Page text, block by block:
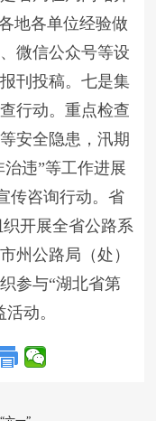
地各单位经验做
微信公众号等设
刊投稿。七是集
行动。重点检查
安全隐患，汛期
违”等工作进展
传咨询行动。省
开展全省公路系
州公路局（处）
参与“湖北省第
动。